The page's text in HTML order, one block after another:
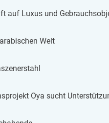
auf Luxus und
Welt
Oya sucht